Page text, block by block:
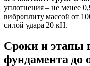
уплотнения – не менее
виброплиту массой от
силой удара 20 кН.
Сроки и этапы
фундамента до